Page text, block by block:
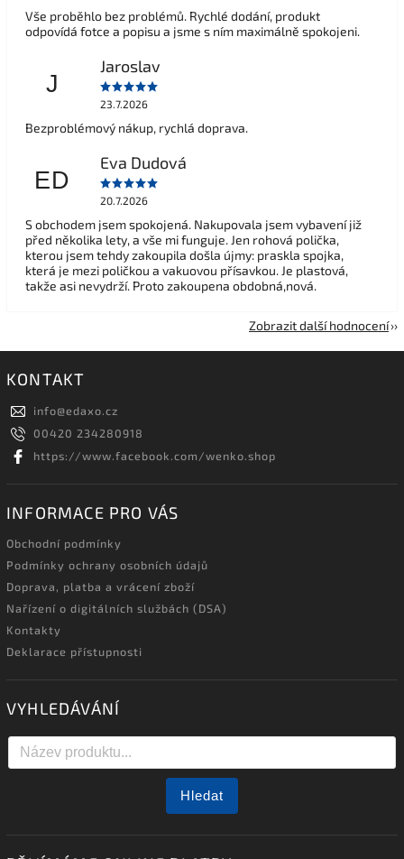
Vše proběhlo bez problémů. Rychlé dodání, produkt
odpovídá fotce a popisu a jsme s ním maximálně spokojeni.
J
Jaroslav
23.7.2026
Bezproblémový nákup, rychlá doprava.
ED
Eva Dudová
20.7.2026
S obchodem jsem spokojená. Nakupovala jsem vybavení již
před několika lety, a vše mi funguje. Jen rohová polička,
kterou jsem tehdy zakoupila došla újmy: praskla spojka,
která je mezi poličkou a vakuovou přísavkou. Je plastová,
takže asi nevydrží. Proto zakoupena obdobná,nová.
Zobrazit další hodnocení
KONTAKT
info@edaxo.cz
00420 234280918
https://www.facebook.com/wenko.shop
INFORMACE PRO VÁS
Obchodní podmínky
Podmínky ochrany osobních údajů
Doprava, platba a vrácení zboží
Nařízení o digitálních službách (DSA)
Kontakty
Deklarace přístupnosti
VYHLEDÁVÁNÍ
Hledat